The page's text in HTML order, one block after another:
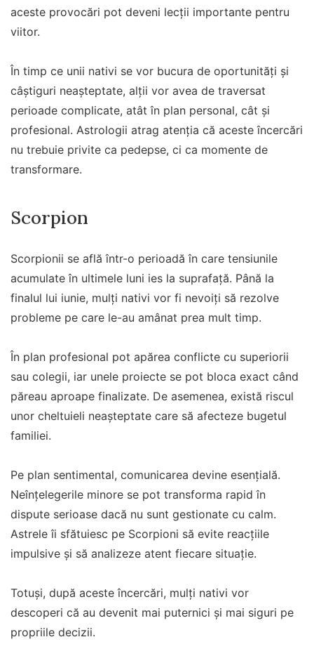
aceste provocări pot deveni lecții importante pentru
viitor.
În timp ce unii nativi se vor bucura de oportunități și
câștiguri neașteptate, alții vor avea de traversat
perioade complicate, atât în plan personal, cât și
profesional. Astrologii atrag atenția că aceste încercări
nu trebuie privite ca pedepse, ci ca momente de
transformare.
Scorpion
Scorpionii se află într-o perioadă în care tensiunile
acumulate în ultimele luni ies la suprafață. Până la
finalul lui iunie, mulți nativi vor fi nevoiți să rezolve
probleme pe care le-au amânat prea mult timp.
În plan profesional pot apărea conflicte cu superiorii
sau colegii, iar unele proiecte se pot bloca exact când
păreau aproape finalizate. De asemenea, există riscul
unor cheltuieli neașteptate care să afecteze bugetul
familiei.
Pe plan sentimental, comunicarea devine esențială.
Neînțelegerile minore se pot transforma rapid în
dispute serioase dacă nu sunt gestionate cu calm.
Astrele îi sfătuiesc pe Scorpioni să evite reacțiile
impulsive și să analizeze atent fiecare situație.
Totuși, după aceste încercări, mulți nativi vor
descoperi că au devenit mai puternici și mai siguri pe
propriile decizii.